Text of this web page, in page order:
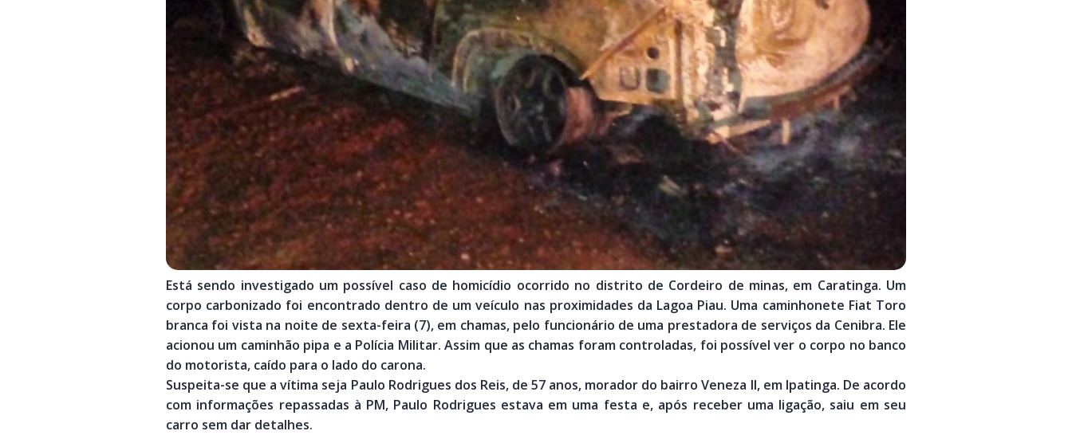
Está sendo investigado um possível caso de homicídio ocorrido no distrito de Cordeiro de minas, em Caratinga. Um
corpo carbonizado foi encontrado dentro de um veículo nas proximidades da Lagoa Piau. Uma caminhonete Fiat Toro
branca foi vista na noite de sexta-feira (7), em chamas, pelo funcionário de uma prestadora de serviços da Cenibra. Ele
acionou um caminhão pipa e a Polícia Militar. Assim que as chamas foram controladas, foi possível ver o corpo no banco
do motorista, caído para o lado do carona.
Suspeita-se que a vítima seja Paulo Rodrigues dos Reis, de 57 anos, morador do bairro Veneza II, em Ipatinga. De acordo
com informações repassadas à PM, Paulo Rodrigues estava em uma festa e, após receber uma ligação, saiu em seu
carro sem dar detalhes.